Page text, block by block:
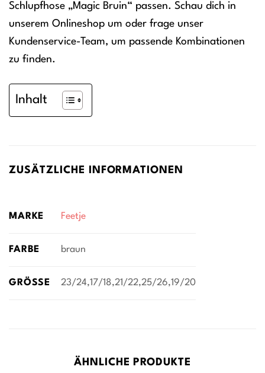
Schlupfhose „Magic Bruin“ passen. Schau dich in
unserem Onlineshop um oder frage unser
Kundenservice-Team, um passende Kombinationen
zu finden.
Inhalt
ZUSÄTZLICHE INFORMATIONEN
MARKE Feetje
FARBE braun
GRÖSSE 23/24,17/18,21/22,25/26,19/20
ÄHNLICHE PRODUKTE